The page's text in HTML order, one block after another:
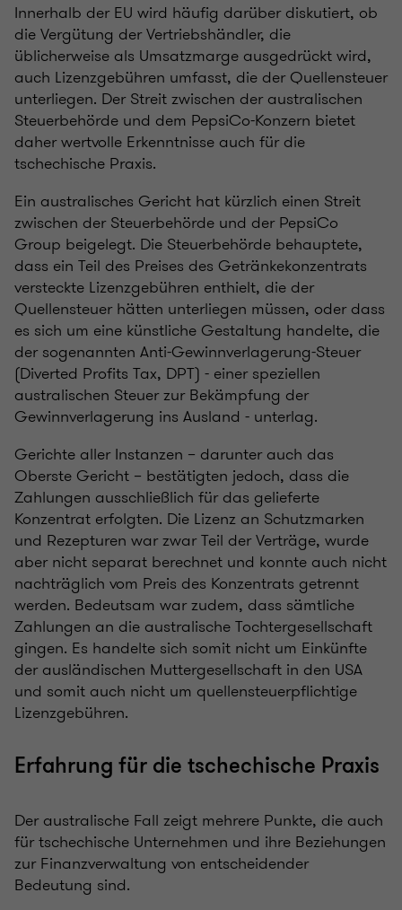
Innerhalb der EU wird häufig darüber diskutiert, ob
die Vergütung der Vertriebshändler, die
üblicherweise als Umsatzmarge ausgedrückt wird,
auch Lizenzgebühren umfasst, die der Quellensteuer
unterliegen. Der Streit zwischen der australischen
Steuerbehörde und dem PepsiCo-Konzern bietet
daher wertvolle Erkenntnisse auch für die
tschechische Praxis.
Ein australisches Gericht hat kürzlich einen Streit
zwischen der Steuerbehörde und der PepsiCo
Group beigelegt. Die Steuerbehörde behauptete,
dass ein Teil des Preises des Getränkekonzentrats
versteckte Lizenzgebühren enthielt, die der
Quellensteuer hätten unterliegen müssen, oder dass
es sich um eine künstliche Gestaltung handelte, die
der sogenannten Anti-Gewinnverlagerung-Steuer
(Diverted Profits Tax, DPT) - einer speziellen
australischen Steuer zur Bekämpfung der
Gewinnverlagerung ins Ausland - unterlag.
Gerichte aller Instanzen – darunter auch das
Oberste Gericht – bestätigten jedoch, dass die
Zahlungen ausschließlich für das gelieferte
Konzentrat erfolgten. Die Lizenz an Schutzmarken
und Rezepturen war zwar Teil der Verträge, wurde
aber nicht separat berechnet und konnte auch nicht
nachträglich vom Preis des Konzentrats getrennt
werden. Bedeutsam war zudem, dass sämtliche
Zahlungen an die australische Tochtergesellschaft
gingen. Es handelte sich somit nicht um Einkünfte
der ausländischen Muttergesellschaft in den USA
und somit auch nicht um quellensteuerpflichtige
Lizenzgebühren.
Erfahrung für die tschechische Praxis
Der australische Fall zeigt mehrere Punkte, die auch
für tschechische Unternehmen und ihre Beziehungen
zur Finanzverwaltung von entscheidender
Bedeutung sind.